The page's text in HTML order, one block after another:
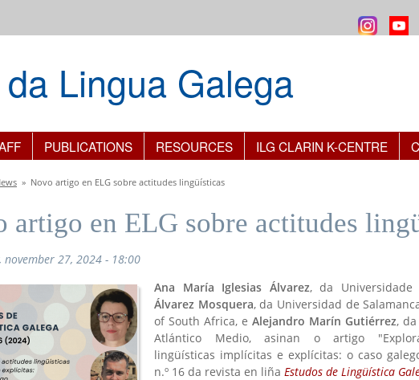
Lingua Galega
PUBLICATIONS RESOURCES ILG CLARIN K-CENTRE
here
» Novo artigo en ELG sobre actitudes lingüísticas
artigo en ELG sobre actitudes
november 27, 2024 - 18:00
Ana María Iglesias Álvarez, da Universidade
Álvarez Mosquera, da Universidad de
of South Africa, e Alejandro Marín Gutiérrez,
Atlántico Medio, asinan o artigo
lingüísticas implícitas e explícitas: o caso
n.º 16 da revista en liña Estudos de Lingüística